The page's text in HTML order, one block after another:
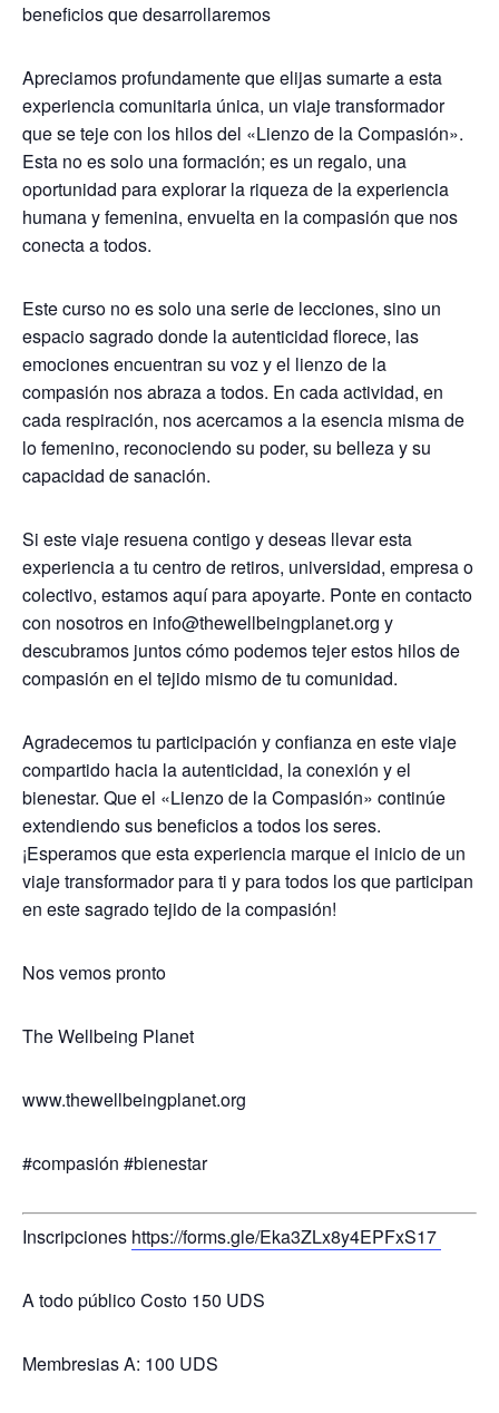
beneficios que desarrollaremos
Apreciamos profundamente que elijas sumarte a esta
experiencia comunitaria única, un viaje transformador
que se teje con los hilos del «Lienzo de la Compasión».
Esta no es solo una formación; es un regalo, una
oportunidad para explorar la riqueza de la experiencia
humana y femenina, envuelta en la compasión que nos
conecta a todos.
Este curso no es solo una serie de lecciones, sino un
espacio sagrado donde la autenticidad florece, las
emociones encuentran su voz y el lienzo de la
compasión nos abraza a todos. En cada actividad, en
cada respiración, nos acercamos a la esencia misma de
lo femenino, reconociendo su poder, su belleza y su
capacidad de sanación.
Si este viaje resuena contigo y deseas llevar esta
experiencia a tu centro de retiros, universidad, empresa o
colectivo, estamos aquí para apoyarte. Ponte en contacto
con nosotros en info@thewellbeingplanet.org y
descubramos juntos cómo podemos tejer estos hilos de
compasión en el tejido mismo de tu comunidad.
Agradecemos tu participación y confianza en este viaje
compartido hacia la autenticidad, la conexión y el
bienestar. Que el «Lienzo de la Compasión» continúe
extendiendo sus beneficios a todos los seres.
¡Esperamos que esta experiencia marque el inicio de un
viaje transformador para ti y para todos los que participan
en este sagrado tejido de la compasión!
Nos vemos pronto
The Wellbeing Planet
www.thewellbeingplanet.org
#compasión #bienestar
Inscripciones https://forms.gle/Eka3ZLx8y4EPFxS17
A todo público Costo 150 UDS
Membresias A: 100 UDS